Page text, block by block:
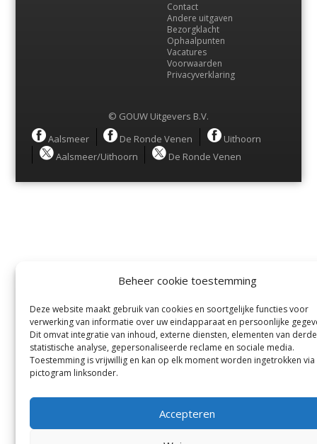
Beheer cookie toestemming
Deze website maakt gebruik van cookies en soortgelijke functies voor
verwerking van informatie over uw eindapparaat en persoonlijke
Dit omvat integratie van inhoud, externe diensten, elementen van
statistische analyse, gepersonaliseerde reclame en sociale media.
Toestemming is vrijwillig en kan op elk moment worden ingetrokken via
pictogram linksonder.
Accepteren
Contact
Andere uitgaven
Bezorgklacht
Ophaalpunten
Vacatures
Voorwaarden
Privacyverklaring
© GOUW Uitgevers B.V.
MenuAalsmeer De Ronde Venen
Uithoorn
Aalsmeer/Uithoorn
De Ronde Venen